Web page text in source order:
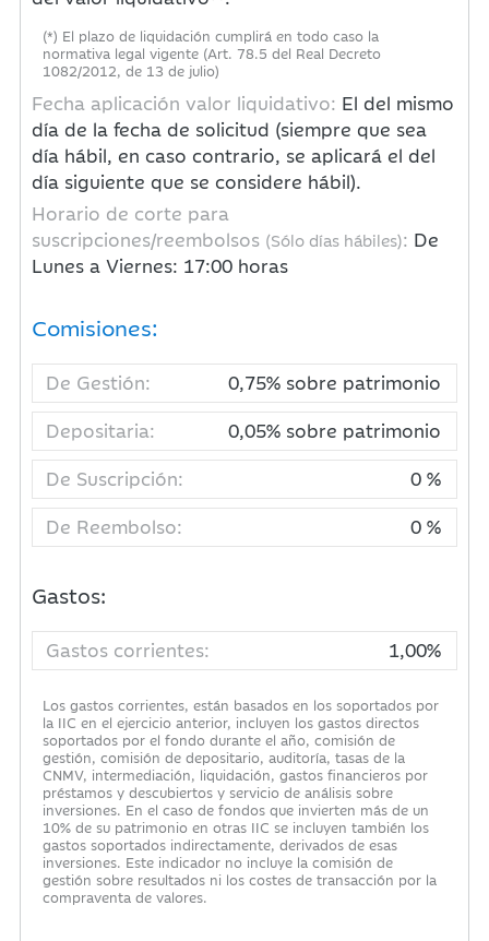
(*) El plazo de liquidación cumplirá en todo caso la
normativa legal vigente (Art. 78.5 del Real Decreto
1082/2012, de 13 de julio)
Fecha aplicación valor liquidativo: El del mismo
día de la fecha de solicitud (siempre que sea
día hábil, en caso contrario, se aplicará el del
día siguiente que se considere hábil).
Horario de corte para
suscripciones/reembolsos (Sólo días hábiles): De
Lunes a Viernes: 17:00 horas
Comisiones:
De Gestión:
0,75% sobre patrimonio
Depositaria:
0,05% sobre patrimonio
De Suscripción:
0 %
De Reembolso:
0 %
Gastos:
Gastos corrientes: 1,00%
Los gastos corrientes, están basados en los soportados por
la IIC en el ejercicio anterior, incluyen los gastos directos
soportados por el fondo durante el año, comisión de
gestión, comisión de depositario, auditoría, tasas de la
CNMV, intermediación, liquidación, gastos financieros por
préstamos y descubiertos y servicio de análisis sobre
inversiones. En el caso de fondos que invierten más de un
10% de su patrimonio en otras IIC se incluyen también los
gastos soportados indirectamente, derivados de esas
inversiones. Este indicador no incluye la comisión de
gestión sobre resultados ni los costes de transacción por la
compraventa de valores.